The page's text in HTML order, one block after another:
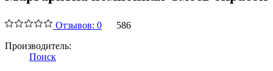
Отзывов: 0
586
Производитель:
Поиск